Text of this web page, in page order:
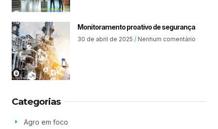
Monitoramento proativo de segurança
30 de abril de 2025 Nenhum comentário
Categorias
Agro em foco